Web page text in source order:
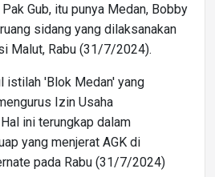
Gub, itu punya Medan, Bobby
sidang yang dilaksanakan
Malut, Rabu (31/7/2024).
istilah 'Blok Medan' yang
Izin Usaha
ini terungkap dalam
yang menjerat AGK di
pada Rabu (31/7/2024)